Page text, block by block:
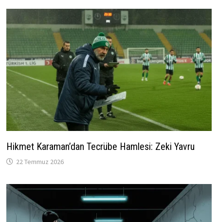
Hikmet Karaman’dan Tecrübe Hamlesi: Zeki Yavru
22 Temmuz 2026